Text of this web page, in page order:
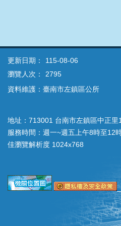
更新日期：
115-08-06
瀏覽人次：
2795
資料維護：臺南市左鎮區公所
地址：713001 台南市左鎮區中正
服務時間：週一~週五上午8時至12
佳瀏覽解析度 1024x768